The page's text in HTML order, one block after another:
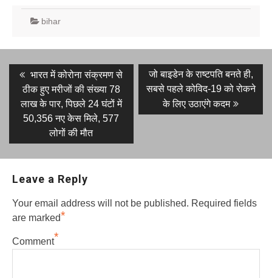
bihar
Post
navigation
Previous
post:
भारत में कोरोना संक्रमण से
ठीक हुए मरीजों की संख्या 78
लाख के पार, पिछले 24 घंटों में
50,356 नए केस मिले, 577
लोगों की मौत
Next
post:
जो बाइडेन के राष्टपति बनते ही,
सबसे पहले कोविद-19 को रोकने
के लिए उठाएंगे कदम
Leave a Reply
Your email address will not be published. Required fields
are marked*
Comment*